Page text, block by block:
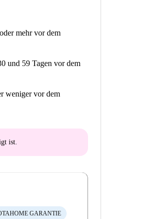
mehr vor dem
und 59 Tagen vor dem
weniger vor dem
ist.
GARANTIE